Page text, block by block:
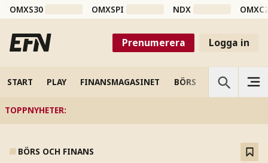
OMXS30 OMXSPI NDX
Prenumerera Logga in
START PLAY FINANSMAGASINET BÖRS VETENSKAP
TOPPNYHETER:
BÖRS OCH FINANS